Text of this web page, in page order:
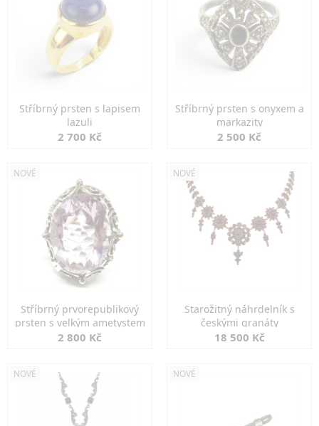
Stříbrný prsten s lapisem
lazuli
2 700 Kč
Stříbrný prsten s onyxem a
markazity
2 500 Kč
NOVÉ
Stříbrný prvorepublikový
prsten s velkým ametystem
2 800 Kč
NOVÉ
Starožitný náhrdelník s
českými granáty
18 500 Kč
NOVÉ NOVÉ